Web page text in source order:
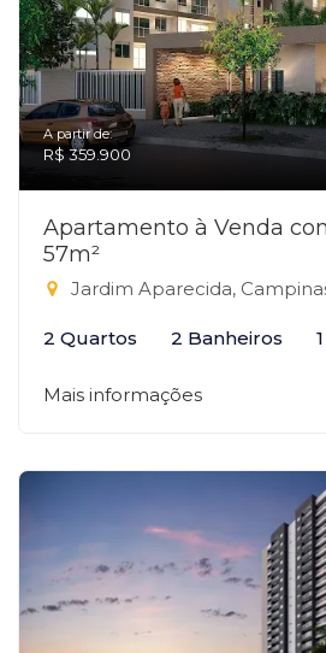
A partir de:
R$ 359.900
Apartamento à Venda
57m²
Jardim Aparecida,
2 Quartos 2 Banheiros
Mais informações